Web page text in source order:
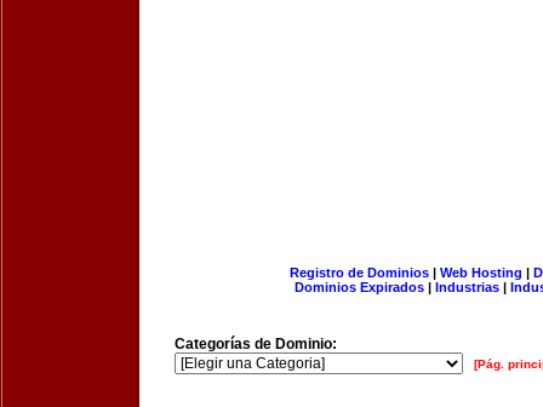
Registro de Dominios| Web Hosting |
Dominios Expirados | Industrias |
Categorías de Dominio:
[Pág.